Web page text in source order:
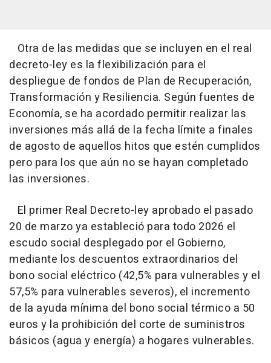
Otra de las medidas que se incluyen en el real
decreto-ley es la flexibilización para el
despliegue de fondos de Plan de Recuperación,
Transformación y Resiliencia. Según fuentes de
Economía, se ha acordado permitir realizar las
inversiones más allá de la fecha límite a finales
de agosto de aquellos hitos que estén cumplidos
pero para los que aún no se hayan completado
las inversiones.
El primer Real Decreto-ley aprobado el pasado
20 de marzo ya estableció para todo 2026 el
escudo social desplegado por el Gobierno,
mediante los descuentos extraordinarios del
bono social eléctrico (42,5% para vulnerables y el
57,5% para vulnerables severos), el incremento
de la ayuda mínima del bono social térmico a 50
euros y la prohibición del corte de suministros
básicos (agua y energía) a hogares vulnerables.